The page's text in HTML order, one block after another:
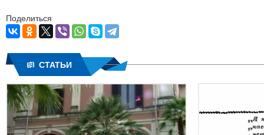
Поделиться
СТАТЬИ